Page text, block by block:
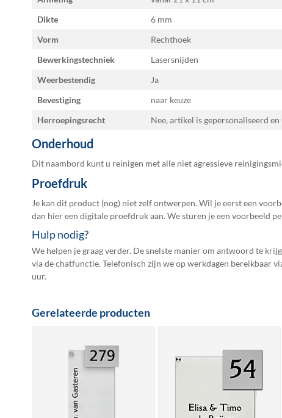
Dikte
6 mm
Vorm
Rechthoek
Bewerkingstechniek
Lasersnijden
Weerbestendig
Ja
Bevestiging
naar keuze
Herroepingsrecht
Nee, artikel is gepersonaliseerd
Onderhoud
Dit naambord kunt u reinigen met alle niet agressieve
Proefdruk
Je kan dit product (nog) niet zelf ontwerpen. Wil je eerst een
dan hier een digitale proefdrukaan. We sturen je een voorbeeld
Hulp nodig?
We helpen je graag verder. De snelste manier om antwoord te
via de chatfunctie. Telefonisch zijn we op werkdagen bereikbaar
uur.
Gerelateerde producten